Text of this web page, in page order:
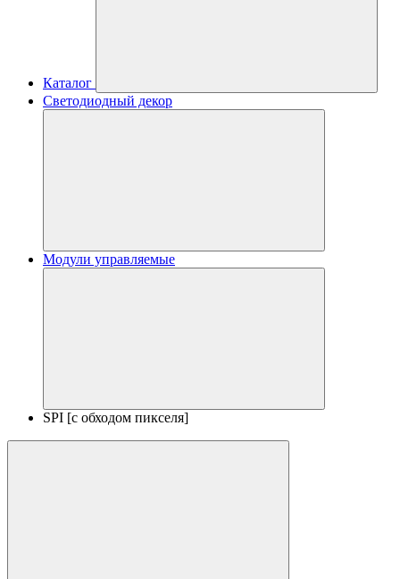
Каталог
Светодиодный декор
Модули управляемые
SPI [с обходом пикселя]